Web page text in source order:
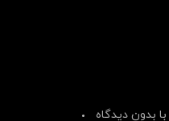
با بدون دیدگاه